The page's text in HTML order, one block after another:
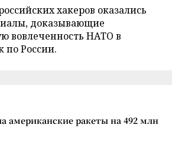
хакеров оказались
доказывающие
вовлеченность НАТО в
по России.
американские ракеты на 492 млн